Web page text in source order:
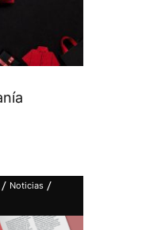
/ Noticias /